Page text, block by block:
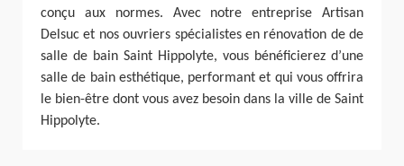
conçu aux normes. Avec notre entreprise Artisan
Delsuc et nos ouvriers spécialistes en rénovation de de
salle de bain Saint Hippolyte, vous bénéficierez d’une
salle de bain esthétique, performant et qui vous offrira
le bien-être dont vous avez besoin dans la ville de Saint
Hippolyte.